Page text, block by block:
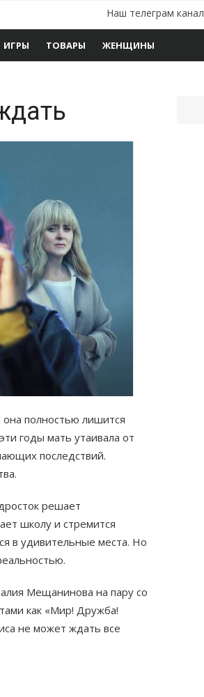
Наш телеграм канал
ИГРЫ ТОВАРЫ ЖЕНЩИНЫ
она полностью лишится
годы мать утаивала от
последствий.
решает
школу и стремится
в удивительные места. Но
Мещанинова на пару со
как «Мир! Дружба!
не может ждать все